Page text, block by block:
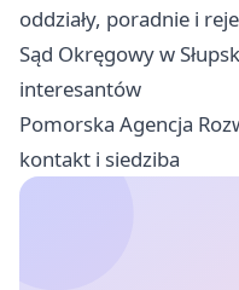
oddziały, poradnie i
Sąd Okręgowy w
interesantów
Pomorska Agencja
kontakt i siedziba